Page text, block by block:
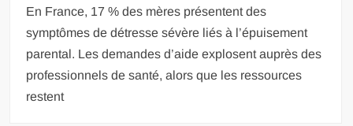
En France, 17 % des mères présentent des
symptômes de détresse sévère liés à l’épuisement
parental. Les demandes d’aide explosent auprès des
professionnels de santé, alors que les ressources
restent